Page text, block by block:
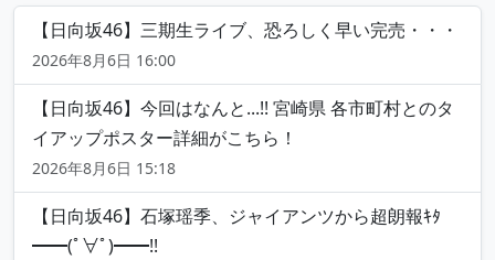
【日向坂46】三期生ライブ、恐ろしく早い完売・・・
2026年8月6日 16:00
【日向坂46】今回はなんと...!! 宮崎県 各市町村とのタ
イアップポスター詳細がこちら！
2026年8月6日 15:18
【日向坂46】石塚瑶季、ジャイアンツから超朗報ｷﾀ
━━(ﾟ∀ﾟ)━━!!